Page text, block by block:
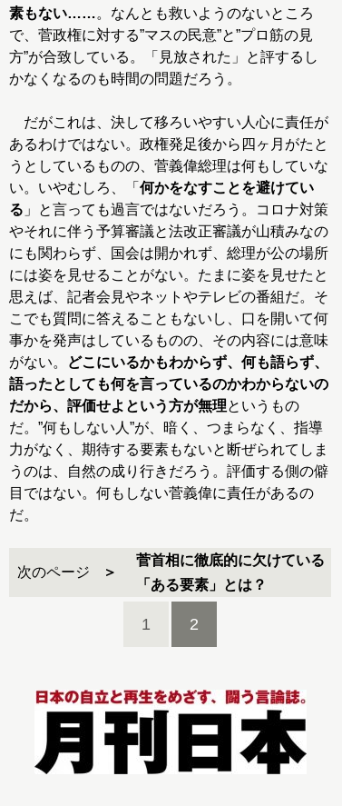
素もない……。なんとも救いようのないところ
で、菅政権に対する”マスの民意”と”プロ筋の見
方”が合致している。「見放された」と評するし
かなくなるのも時間の問題だろう。
だがこれは、決して移ろいやすい人心に責任が
あるわけではない。政権発足後から四ヶ月がたと
うとしているものの、菅義偉総理は何もしていな
い。いやむしろ、「 何かをなすことを避けてい
る 」と言っても過言ではないだろう。コロナ対策
やそれに伴う予算審議と法改正審議が山積みなの
にも関わらず、国会は開かれず、総理が公の場所
には姿を見せることがない。たまに姿を見せたと
思えば、記者会見やネットやテレビの番組だ。そ
こでも質問に答えることもないし、口を開いて何
事かを発声はしているものの、その内容には意味
がない。
どこにいるかもわからず、何も語らず、
語ったとしても何を言っているのかわからないの
だから、評価せよという方が無理というもの
だ。”何もしない人”が、暗く、つまらなく、指導
力がなく、期待する要素もないと断ぜられてしま
うのは、自然の成り行きだろう。評価する側の僻
目ではない。何もしない菅義偉に責任があるの
だ。
次のページ
菅首相に徹底的に欠けている
「ある要素」とは？
1 2